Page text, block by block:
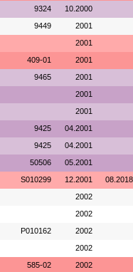
9324 10.2000
9449 2001
2001
409-01 2001
9465 2001
2001
2001
9425 04.2001
9425 04.2001
50506 05.2001
S010299 12.2001 08.2018
2002
2002
P010162 2002
2002
585-02 2002